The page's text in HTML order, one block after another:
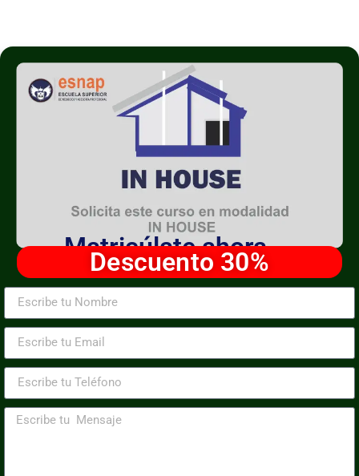
Matricúlate ahora
Descuento 30%